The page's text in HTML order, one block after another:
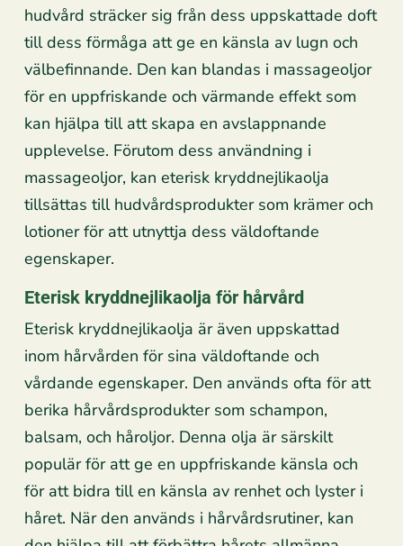
hudvård sträcker sig från dess uppskattade doft
till dess förmåga att ge en känsla av lugn och
välbefinnande. Den kan blandas i massageoljor
för en uppfriskande och värmande effekt som
kan hjälpa till att skapa en avslappnande
upplevelse. Förutom dess användning i
massageoljor, kan eterisk kryddnejlikaolja
tillsättas till hudvårdsprodukter som krämer och
lotioner för att utnyttja dess väldoftande
egenskaper.
Eterisk kryddnejlikaolja för hårvård
Eterisk kryddnejlikaolja är även uppskattad
inom hårvården för sina väldoftande och
vårdande egenskaper. Den används ofta för att
berika hårvårdsprodukter som schampon,
balsam, och håroljor. Denna olja är särskilt
populär för att ge en uppfriskande känsla och
för att bidra till en känsla av renhet och lyster i
håret. När den används i hårvårdsrutiner, kan